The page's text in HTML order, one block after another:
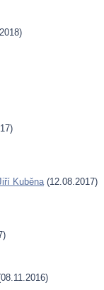
Kuběna(12.08.2017)